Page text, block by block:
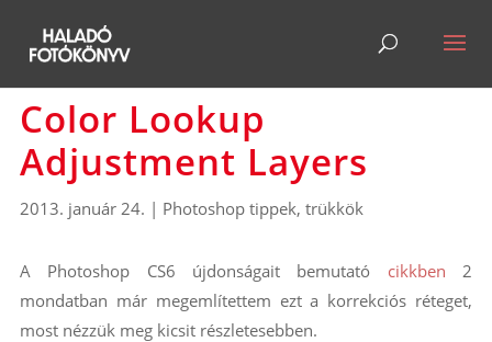
Color Lookup
Adjustment Layers
2013. január 24. | Photoshop tippek, trükkök
A Photoshop CS6 újdonságait bemutató cikkben 2
mondatban már megemlítettem ezt a korrekciós réteget,
most nézzük meg kicsit részletesebben.